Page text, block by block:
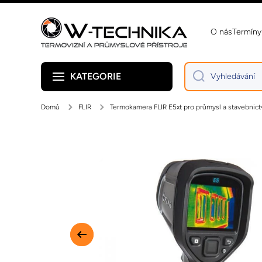
O nás
KATEGORIE Vyhledávání
Domů FLIR Termokamera FLIR E5xt pro průmysl a
Přejít na informace o produktu